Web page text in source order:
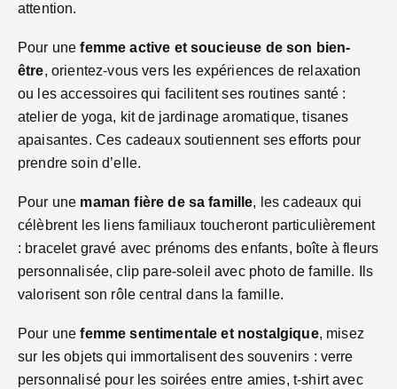
attention.
Pour unefemme active et soucieuse de son bien-
être, orientez-vous vers les expériences de relaxation
ou les accessoires qui facilitent ses routines santé :
atelier de yoga, kit de jardinage aromatique, tisanes
apaisantes. Ces cadeaux soutiennent ses efforts pour
prendre soin d’elle.
Pour une maman fière de sa famille, les cadeaux qui
célèbrent les liens familiaux toucheront particulièrement
: bracelet gravé avec prénoms des enfants, boîte à fleurs
personnalisée, clip pare-soleil avec photo de famille. Ils
valorisent son rôle central dans la famille.
Pour unefemme sentimentale et nostalgique, misez
sur les objets qui immortalisent des souvenirs : verre
personnalisé pour les soirées entre amies, t-shirt avec